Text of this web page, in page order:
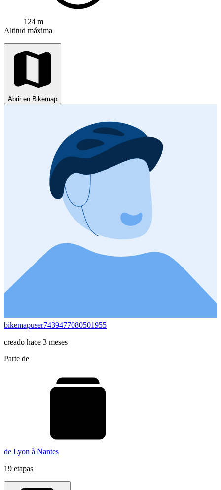
124 m
Altitud máxima
Abrir en Bikemap
bikemapuser7439477080501955
creado hace 3 meses
Parte de
de Lyon à Nantes
19 etapas